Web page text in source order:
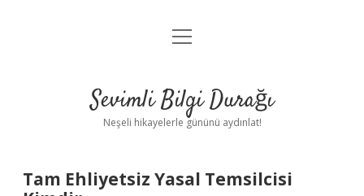
Anasayfa
Yasal Uyarı
menüyü
Sevimli Bilgi Durağı
Neşeli hikayelerle gününü aydınlat!
Tam Ehliyetsiz Yasal Temsilcisi